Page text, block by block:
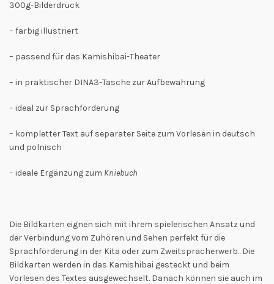
300g-Bilderdruck
– farbig illustriert
– passend für das Kamishibai-Theater
– in praktischer DINA3-Tasche zur Aufbewahrung
– ideal zur Sprachförderung
– kompletter Text auf separater Seite zum Vorlesen in deutsch
und polnisch
– ideale Ergänzung zum Kniebuch
Die Bildkarten eignen sich mit ihrem spielerischen Ansatz und
der Verbindung vom Zuhören und Sehen perfekt für die
Sprachförderung in der Kita oder zum Zweitspracherwerb.. Die
Bildkarten werden in das Kamishibai gesteckt und beim
Vorlesen des Textes ausgewechselt. Danach können sie auch im